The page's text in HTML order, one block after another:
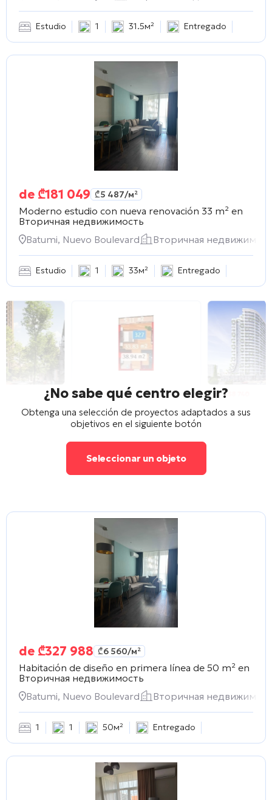
Estudio 1 31.5м² Entregado
de ₾181 049 ₾5 487/м²
Moderno estudio con nueva renovación 33 m² en
Вторичная недвижимость
Batumi, Nuevo Boulevard
Вторичная
Estudio 1 33м² Entregado
¿No sabe qué centro elegir?
Obtenga una selección de proyectos adaptados a sus
objetivos en el siguiente botón
Seleccionar un objeto
de ₾327 988 ₾6 560/м²
Habitación de diseño en primera línea de 50 m² en
Вторичная недвижимость
Batumi, Nuevo Boulevard
Вторичная
1 1 50м² Entregado